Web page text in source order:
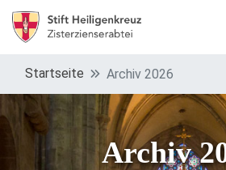
Startseite Archiv 2026
Archiv